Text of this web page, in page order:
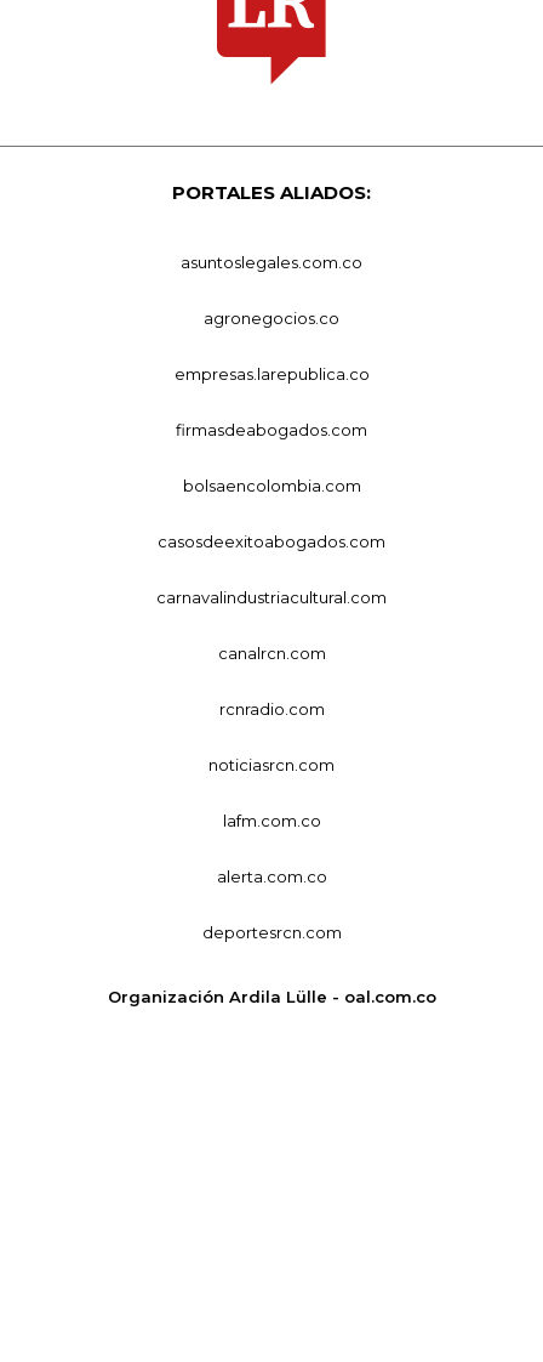
PORTALES ALIADOS:
asuntoslegales.com.co
agronegocios.co
empresas.larepublica.co
firmasdeabogados.com
bolsaencolombia.com
casosdeexitoabogados.com
carnavalindustriacultural.com
canalrcn.com
rcnradio.com
noticiasrcn.com
lafm.com.co
alerta.com.co
deportesrcn.com
Organización Ardila Lülle - oal.com.co